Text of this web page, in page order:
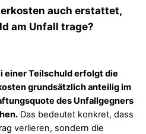
auch erstattet,
am Unfall trage?
einer Teilschuld erfolgt die
grundsätzlich anteilig im
des Unfallgegners
Das bedeutet konkret, dass
verlieren, sondern die